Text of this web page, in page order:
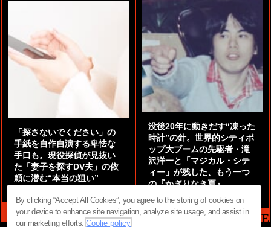
「探さないでください」の
手紙を自作自演する卑怯な
手口も。現役探偵が見抜い
た「妻子を探すDV夫」の依
頼に潜む“本当の狙い”
没後20年に動きだす“凍った
時計”の針。世界的シティポ
ップ大ブームの先駆者・滝
沢洋一と「マジカル・シテ
ィー」が残した、もう一つ
の『かぎりなき夏』
MAG2 NEWS HEADLINE
By clicking “Accept All Cookies”, you agree to the storing of cookies on
your device to enhance site navigation, analyze site usage, and assist in
our marketing efforts.Coolie policy